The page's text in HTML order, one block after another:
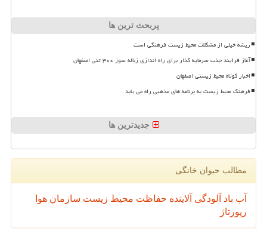
پربحث ترین ها
ریشه خیلی از مشکلات محیط زیست فرهنگی است
آغاز فرایند جذب سرمایه گذار برای راه اندازی زباله سوز ۳۰۰ تنی اصفهان
اخبار کوتاه محیط زیستی اصفهان
فرهنگ محیط زیست به برنامه های مذهبی راه می یابد
جدیدترین ها
مطالب حیوان خانگی
آب باد آلودگی آلاینده حفاظت محیط زیست سازمان هوا
رپورتاژ